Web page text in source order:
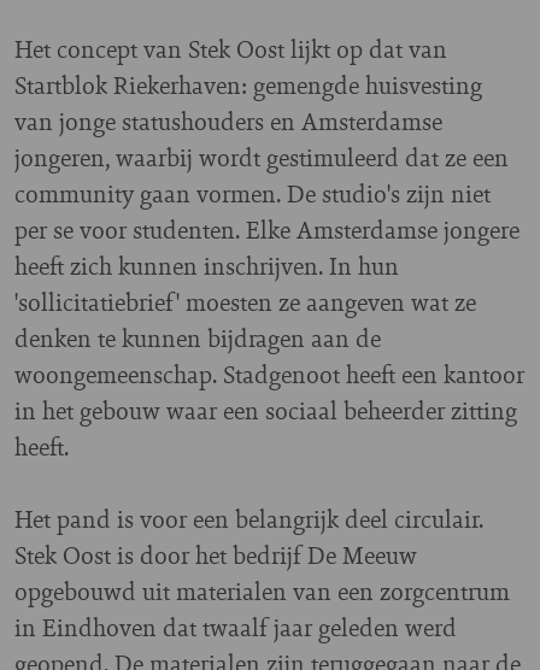
Het concept van Stek Oost lijkt op dat van
Startblok Riekerhaven: gemengde huisvesting
van jonge statushouders en Amsterdamse
jongeren, waarbij wordt gestimuleerd dat ze een
community gaan vormen.De studio's zijn niet
per se voor studenten.Elke Amsterdamse jongere
heeft zich kunnen inschrijven. In hun
'sollicitatiebrief' moesten ze aangeven wat ze
denken te kunnen bijdragen aan de
woongemeenschap. Stadgenoot heeft een kantoor
in het gebouw waar een sociaal beheerder zitting
heeft.
Het pand is voor een belangrijk deel circulair.
Stek Oost is door het bedrijf De Meeuw
opgebouwd uit materialen van een zorgcentrum
in Eindhoven dat twaalf jaar geleden werd